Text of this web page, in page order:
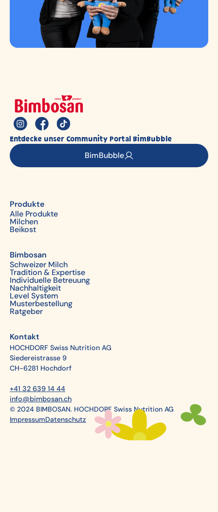
Entdecke unser Community Portal BimBubble
BimBubble
Produkte
Alle Produkte
Milchen
Beikost
Bimbosan
Schweizer Milch
Tradition & Expertise
Individuelle Betreuung
Nachhaltigkeit
Level System
Musterbestellung
Ratgeber
Kontakt
HOCHDORF Swiss Nutrition AG
Siedereistrasse 9
CH-6281 Hochdorf
+41 32 639 14 44
info@bimbosan.ch
© 2024 BIMBOSAN. HOCHDORF Swiss Nutrition AG
ImpressumDatenschutz